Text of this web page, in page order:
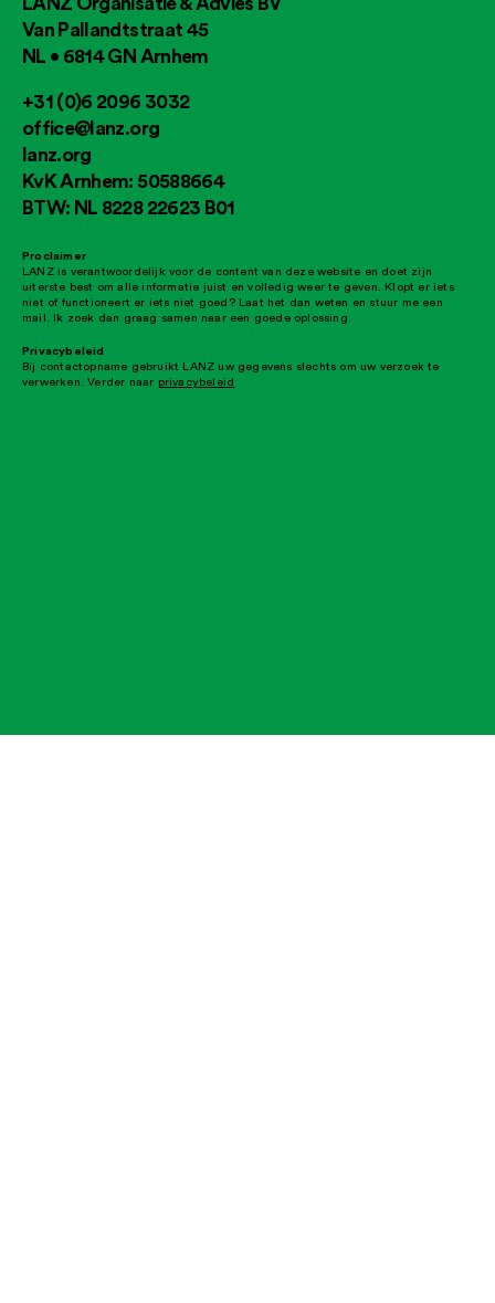
Van Pallandtstraat 45
NL • 6814 GN Arnhem
+31 (0)6 2096 3032
office@lanz.org
lanz.org
KvK Arnhem: 50588664
BTW: NL 8228 22623 B01
Proclaimer
LANZ is verantwoordelijk voor de content van deze website en doet zijn
uiterste best om alle informatie juist en volledig weer te geven. Klopt er iets
niet of functioneert er iets niet goed? Laat het dan weten en stuur me een
mail. Ik zoek dan graag samen naar een goede oplossing.
Privacybeleid
Bij contactopname gebruikt LANZ uw gegevens slechts om uw verzoek te
verwerken. Verder naar privacybeleid